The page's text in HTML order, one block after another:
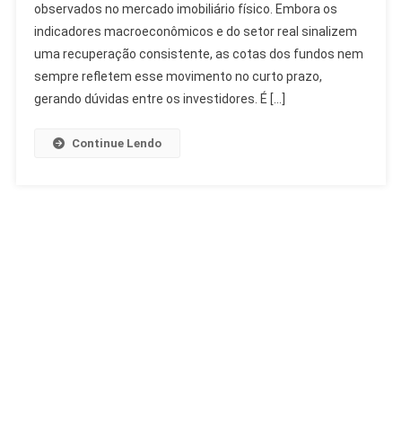
A
Relação
Com
Imobiliário
observados no mercado imobiliário físico. Embora os
indicadores macroeconômicos e do setor real sinalizem
uma recuperação consistente, as cotas dos fundos nem
sempre refletem esse movimento no curto prazo,
gerando dúvidas entre os investidores. É […]
Continue Lendo